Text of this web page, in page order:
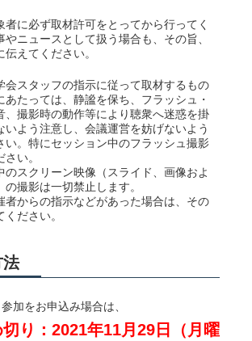
者に必ず取材許可をとってから行ってく
やニュースとして扱う場合も、その旨、
えてください。
会スタッフの指示に従って取材するもの
あたっては、静謐を保ち、フラッシュ・
、撮影時の動作等により聴衆へ迷惑を掛
いよう注意し、会議運営を妨げないよう
い。特にセッション中のフラッシュ撮影
い。
のスクリーン映像（スライド、画像およ
の撮影は一切禁止します。
者からの指示などがあった場合は、その
ださい。
加をお申込み場合は、
り：2021年11月29日（月曜